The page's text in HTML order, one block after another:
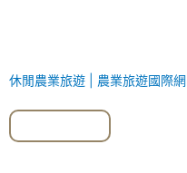
休閒農業旅遊 | 農業旅遊國際網